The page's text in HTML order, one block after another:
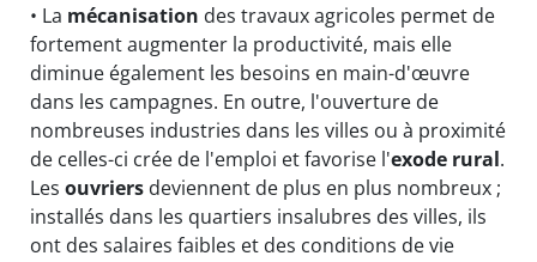
• La mécanisation des travaux agricoles permet de
fortement augmenter la productivité, mais elle
diminue également les besoins en main-d'œuvre
dans les campagnes. En outre, l'ouverture de
nombreuses industries dans les villes ou à proximité
de celles-ci crée de l'emploi et favorise l'exode rural.
Les ouvriers deviennent de plus en plus nombreux ;
installés dans les quartiers insalubres des villes, ils
ont des salaires faibles et des conditions de vie